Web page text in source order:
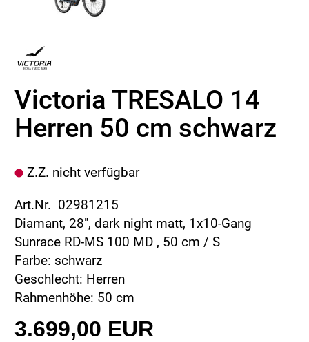
Victoria TRESALO 14
Herren 50 cm schwarz
Z.Z. nicht verfügbar
Art.Nr. 02981215
Diamant, 28", dark night matt, 1x10-Gang
Sunrace RD-MS 100 MD , 50 cm / S
Farbe: schwarz
Geschlecht: Herren
Rahmenhöhe: 50 cm
3.699,00 EUR